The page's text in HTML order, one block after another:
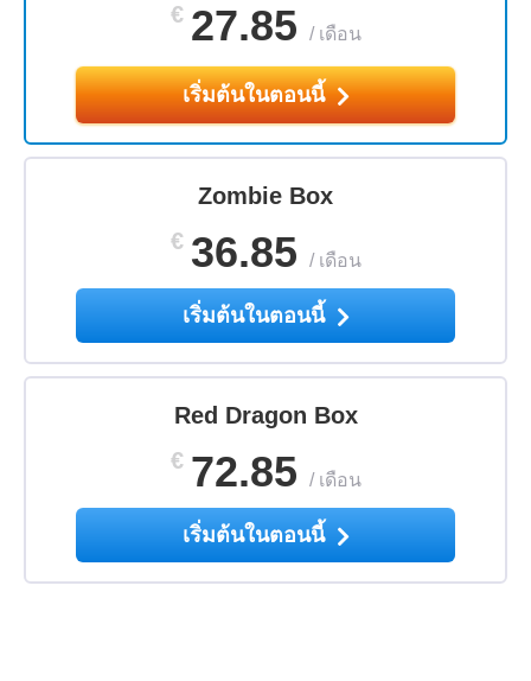
€ 27.85 / เดือน
เริ่มต้นในตอนนี้
Zombie Box
€ 36.85 / เดือน
เริ่มต้นในตอนนี้
Red Dragon Box
€ 72.85 / เดือน
เริ่มต้นในตอนนี้